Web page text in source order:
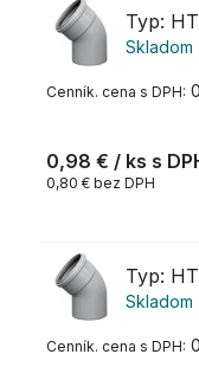
Typ:
Skladom
0,98 € / ks
0,80 € bez DPH
Typ:
Skladom